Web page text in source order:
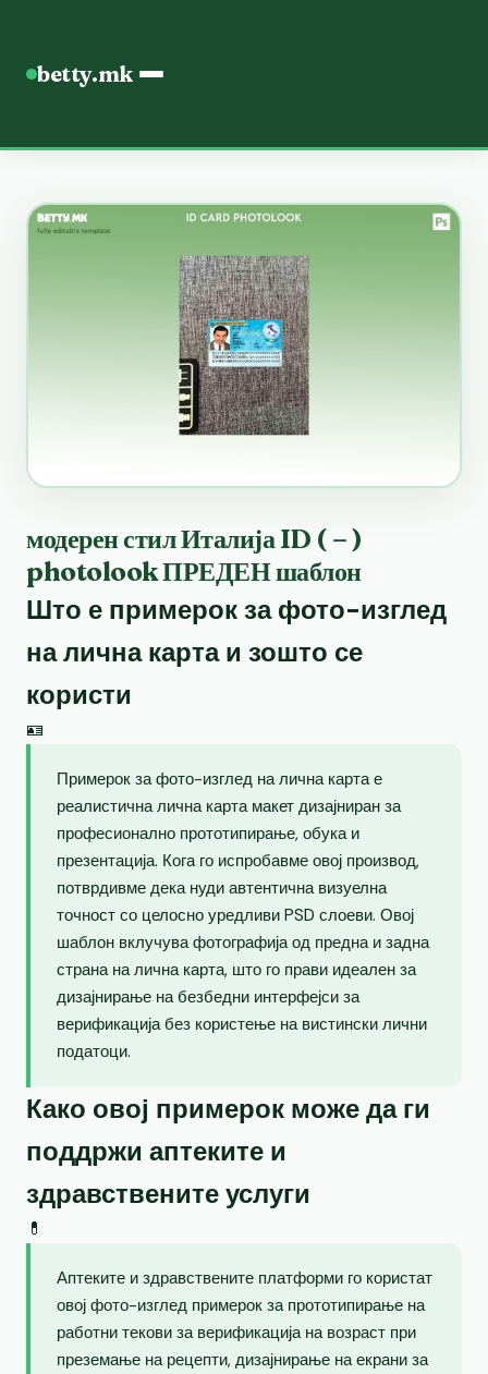
betty.mk
модерен стил Италија ID ( – )
photolook ПРЕДЕН шаблон
Што е примерок за фото-изглед
на лична карта и зошто се
користи
🪪
Примерок за фото-изглед на лична карта е
реалистична лична карта макет дизајниран за
професионално прототипирање, обука и
презентација. Кога го испробавме овој производ,
потврдивме дека нуди автентична визуелна
точност со целосно уредливи PSD слоеви. Овој
шаблон вклучува фотографија од предна и задна
страна на лична карта, што го прави идеален за
дизајнирање на безбедни интерфејси за
верификација без користење на вистински лични
податоци.
Како овој примерок може да ги
поддржи аптеките и
здравствените услуги
💊
Аптеките и здравствените платформи го користат
овој фото-изглед примерок за прототипирање на
работни текови за верификација на возраст при
преземање на рецепти, дизајнирање на екрани за